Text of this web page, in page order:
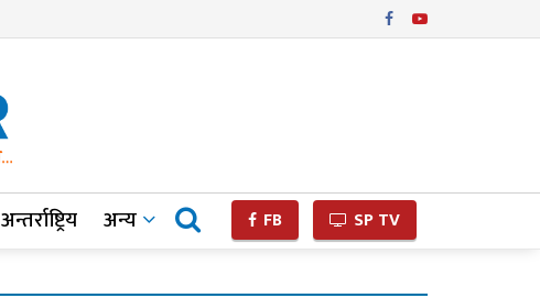
अन्तर्राष्ट्रिय अन्य FB SP TV